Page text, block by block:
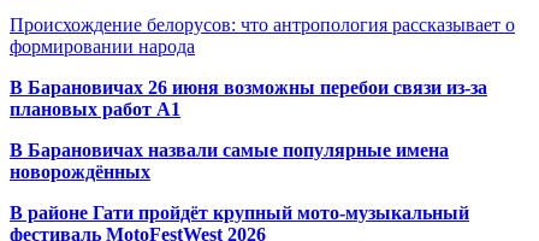
Происхождение белорусов: что антропология рассказывает о
формировании народа
В Барановичах 26 июня возможны перебои связи из-за
плановых работ A1
В Барановичах назвали самые популярные имена
новорождённых
В районе Гати пройдёт крупный мото-музыкальный
фестиваль MotoFestWest 2026